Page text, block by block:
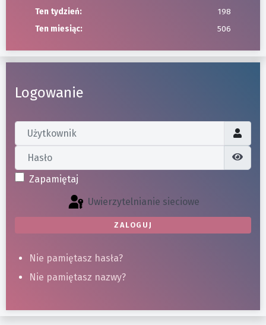
Ten tydzień:
198
Ten miesiąc:
506
Logowanie
Użytkownik
Hasło
Zapamiętaj
Uwierzytelnianie sieciowe
ZALOGUJ
Nie pamiętasz hasła?
Nie pamiętasz nazwy?